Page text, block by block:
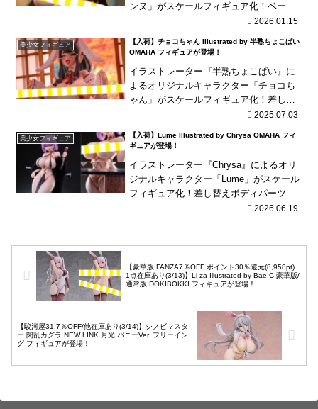
ンヌ」がスケールフィギュア化！ベール
とボディスーツのみキャストオフ可能！
発売中止とな...
2026.01.15
美少女フィギュア
【入荷】チョコちゃん Illustrated by 半熟ちょこぱい
OMAHA フィギュアが登場！
イラストレーター『半熟ちょこぱい』に
よるオリジナルキャラクター「チョコち
ゃん」がスケールフィギュア化！差し替
え胸パーツ、差し替え下半身パーツなど
れたり、発売中止とな...
2025.07.03
美少女フィギュア
【入荷】Lume Illustrated by Chrysa OMAHA フィ
ギュアが登場！
イラストレーター『Chrysa』によるオリ
ジナルキャラクター「Lume」がスケール
フィギュア化！差し替えボディパーツパ
ーツが付属！海外商品は、発売が長期延
2026.06.19
【豪華版 FANZA7％OFF ポイント30％還元(8,958pt)
1点在庫あり(3/13)】Li-za Illustrated by Bae.C 豪華版/
通常版 DOKIBOKKI フィギュアが登場！
【駿河屋31.7％OFF/他在庫あり(3/14)】シノビマスタ
ー 閃乱カグラ NEW LINK 月光 バニーVer. フリーイン
グ フィギュアが登場！